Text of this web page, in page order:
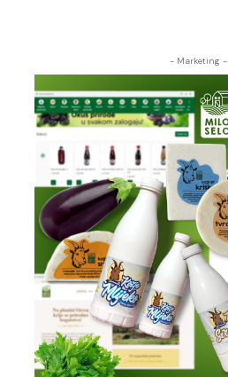
- Marketing -